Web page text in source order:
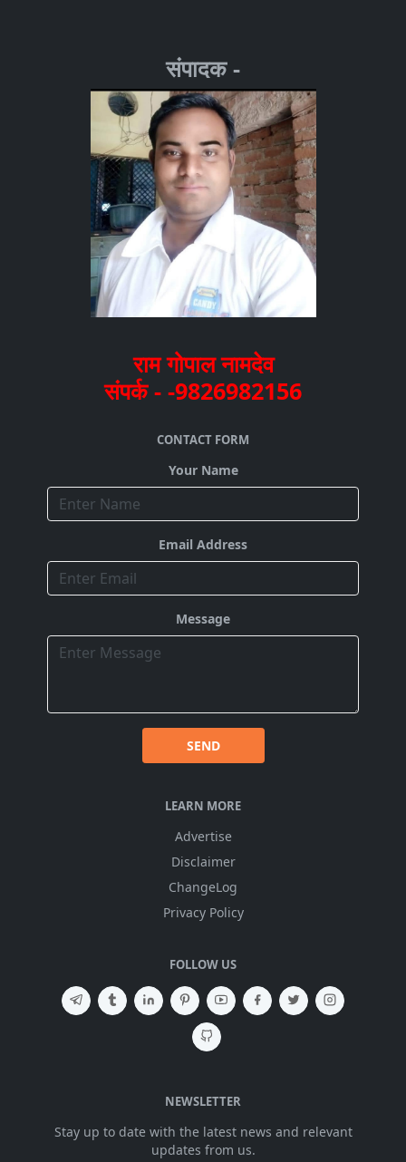
संपादक -
राम गोपाल नामदेव
संपर्क - -9826982156
CONTACT FORM
Your Name
Email Address
Message
SEND
LEARN MORE
Advertise
Disclaimer
ChangeLog
Privacy Policy
FOLLOW US
NEWSLETTER
Stay up to date with the latest news and relevant
updates from us.